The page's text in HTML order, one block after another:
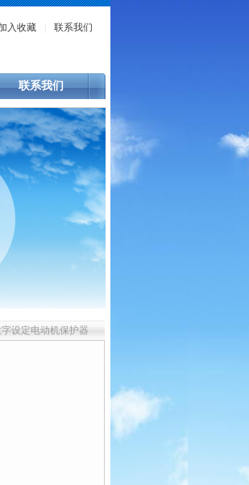
入收藏 联系我们
联系我们
设定电动机保护器